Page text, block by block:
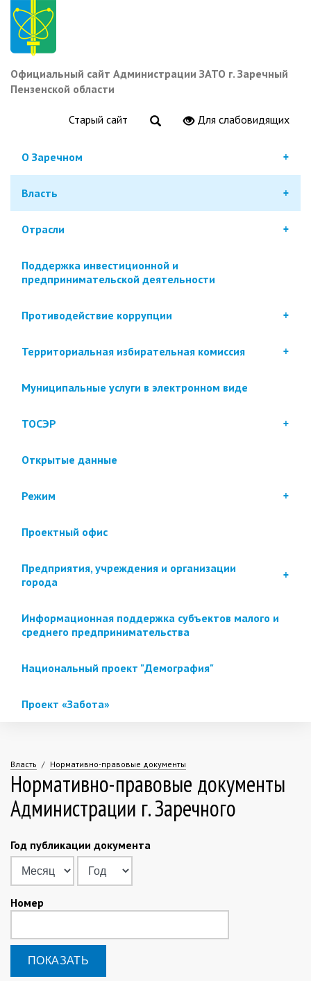
Перейти
основному
содержанию
Официальный сайт Администрации ЗАТО г. Заречный
Пензенской области
Старый сайт Для слабовидящих
О Заречном
Власть
Отрасли
Поддержка инвестиционной и
предпринимательской деятельности
Противодействие коррупции
Территориальная избирательная комиссия
Муниципальные услуги в электронном виде
ТОСЭР
Открытые данные
Режим
Проектный офис
Предприятия, учреждения и организации
города
Информационная поддержка субъектов малого и
среднего предпринимательства
Национальный проект "Демография"
Проект «Забота»
Вы
здесь
Власть Нормативно-правовые документы
Нормативно-правовые документы
Администрации г. Заречного
Год публикации документа
Месяц
Год
Номер